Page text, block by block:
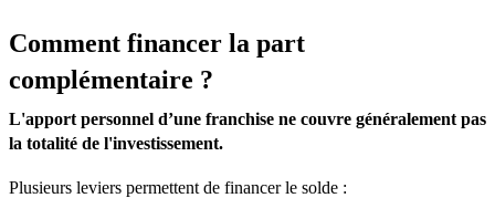
Comment financer la part
complémentaire ?
L'apport personnel d’une franchise ne couvre généralement pas
la totalité de l'investissement.
Plusieurs leviers permettent de financer le solde :